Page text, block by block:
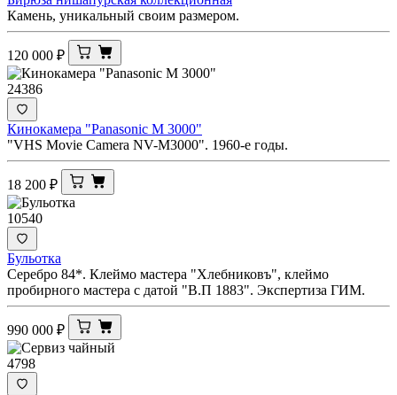
Камень, уникальный своим размером.
120 000 ₽
24386
Кинокамера "Panasonic M 3000"
"VHS Movie Camera NV-M3000". 1960-е годы.
18 200 ₽
10540
Бульотка
Серебро 84*. Клеймо мастера "Хлебниковъ", клеймо
пробирного мастера с датой "В.П 1883". Экспертиза ГИМ.
990 000 ₽
4798